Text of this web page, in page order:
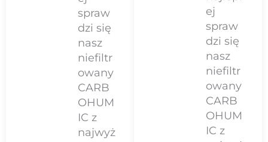
spraw
dzi się
nasz
niefiltr
owany
CARB
OHUM
IC z
najwyż
ej
spraw
dzi się
nasz
niefiltr
owany
CARB
OHUM
IC z